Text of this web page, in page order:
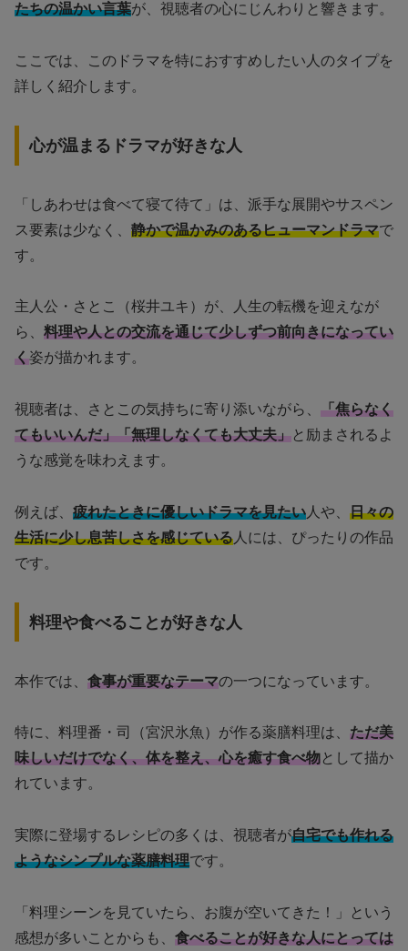
たちの温かい言葉が、視聴者の心にじんわりと響きます。
ここでは、このドラマを特におすすめしたい人のタイプを
詳しく紹介します。
心が温まるドラマが好きな人
「しあわせは食べて寝て待て」は、派手な展開やサスペン
ス要素は少なく、 静かで温かみのあるヒューマンドラマで
す。
主人公・さとこ（桜井ユキ）が、人生の転機を迎えなが
ら、 料理や人との交流を通じて少しずつ前向きになってい
く姿が描かれます。
視聴者は、さとこの気持ちに寄り添いながら、 「焦らなく
てもいいんだ」「無理しなくても大丈夫」と励まされるよ
うな感覚を味わえます。
例えば、 疲れたときに優しいドラマを見たい 人や、 日々の
生活に少し息苦しさを感じている 人には、ぴったりの作品
です。
料理や食べることが好きな人
本作では、 食事が重要なテーマの一つになっています。
特に、料理番・司（宮沢氷魚）が作る薬膳料理は、 ただ美
味しいだけでなく、体を整え、心を癒す食べ物として描か
れています。
実際に登場するレシピの多くは、視聴者が自宅でも作れる
ようなシンプルな薬膳料理です。
「料理シーンを見ていたら、お腹が空いてきた！」という
感想が多いことからも、 食べることが好きな人にとっては